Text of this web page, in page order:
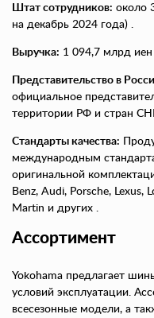
Штат сотрудников: около
на декабрь 2024 года) .
Выручка: 1 094,7 млрд
Представительство в
официальное
территории РФ и стран
Стандарты качества:
международным
оригинальной
Benz, Audi, Porsche, Lexus,
Martin и других .
Ассортимент
Yokohama предлагает
условий эксплуатации.
всесезонные модели, а